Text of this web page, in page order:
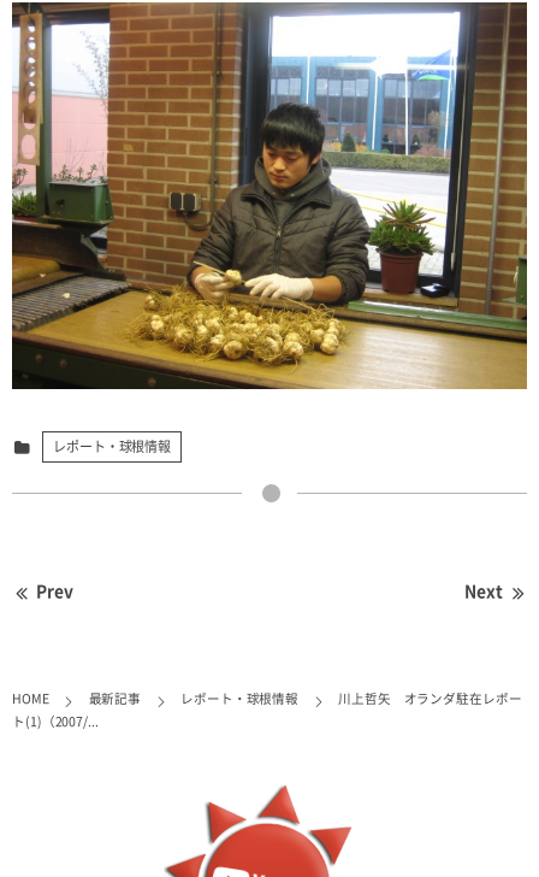
レポート・球根情報
Prev Next
HOME 最新記事 レポート・球根情報
川上哲矢 オランダ駐在レポー
ト(1)（2007/...